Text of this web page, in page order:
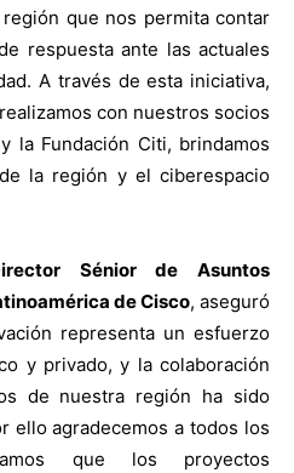
que nos permita contar
respuesta ante las actuales
A través de esta iniciativa,
con nuestros socios
la Fundación Citi, brindamos
la región y el ciberespacio
Sénior de Asuntos
de Cisco, aseguró
representa un esfuerzo
y privado, y la colaboración
de nuestra región ha sido
ello agradecemos a todos los
que los proyectos